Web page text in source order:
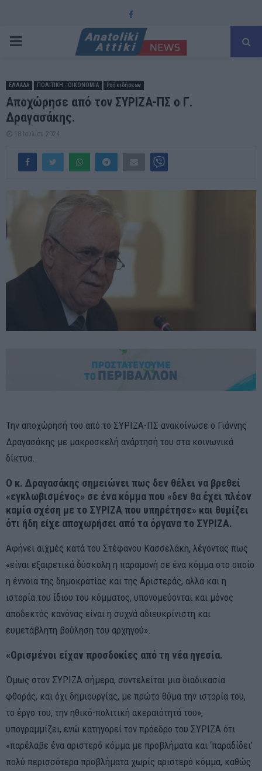
Facebook
PRIMARY
ΕΛΛΑΔΑ ΠΟΛΙΤΙΚΗ - ΟΙΚΟΝΟΜΙΑ Ροή ειδήσεων
Αποχώρησε από τον ΣΥΡΙΖΑ-ΠΣ ο Γ.
Δραγασάκης.
18 Ιουλίου 2024
Την αποχώρησή του από το ΣΥΡΙΖΑ-ΠΣ ανακοίνωσε ο Γιάννης
Δραγασάκης με μακροσκελή ανάρτησή του στα κοινωνικά
δίκτυα.
Ο κ. Δραγασάκης σημειώνει πως δεν θέλει να βρεθεί
«εγκλωβισμένος» σε ένα κόμμα που «δεν θα έχει πλέον
καμία σχέση με το ΣΥΡΙΖΑ που υπηρέτησε» και θυμίζει
ότι ήδη είχε αποχωρήσει από τα όργανα το ΣΥΡΙΖΑ.
Αφήνει αιχμές κατά του Στέφανου Κασσελάκη, λέγοντας πως
«είναι εξαιρετικά δύσκολη η παραμονή σε ένα κόμμα στο οποίο
η έννοια της δημοκρατίας και της Αριστεράς, αλλά και η
ιστορία του ίδιου του κόμματος, υπονομεύονται και μόνος
αποδεκτός κανόνας είναι η συχνά αδιευκρίνιστη και
ευμετάβλητη βούληση του αρχηγού».
«Ορισμένοι είχαν προσδοκίες από τη νέα ηγεσία.
Όμως στον ΣΥΡΙΖΑ σήμερα, συντελείται μια διαδικασία
φθοράς, και όχι δημιουργίας, με πρώτο θύμα την ιστορία του,
το έργο του, την ηθικό-πολιτική ακεραιότητά του»,
υπογραμμίζει, ενώ κατηγορεί τον πρόεδρο του ΣΥΡΙΖΑ ότι
«παρέλαβε ένα αριστερό κόμμα με προβλήματα και ‘παραδίδει’
πολύ περισσότερα προβλήματα χωρίς αριστερό κόμμα, καθώς